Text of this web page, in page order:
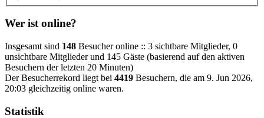
Wer ist online?
Insgesamt sind 148 Besucher online :: 3 sichtbare Mitglieder, 0
unsichtbare Mitglieder und 145 Gäste (basierend auf den aktiven
Besuchern der letzten 20 Minuten)
Der Besucherrekord liegt bei 4419 Besuchern, die am 9. Jun 2026,
20:03 gleichzeitig online waren.
Statistik